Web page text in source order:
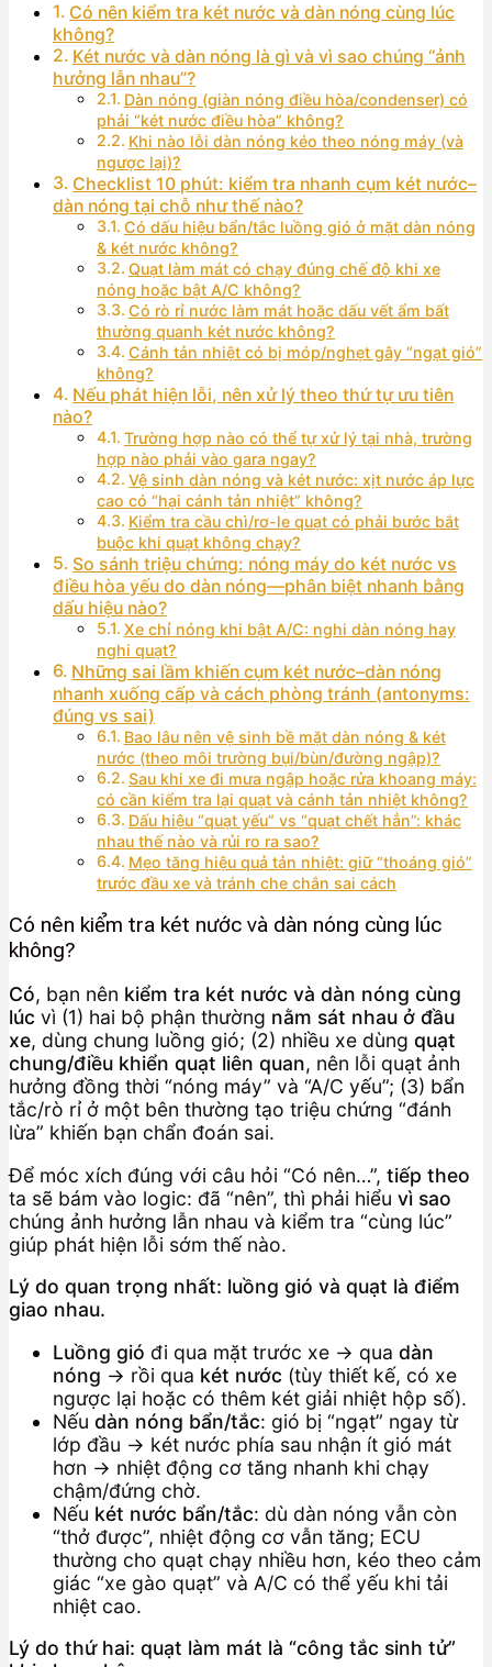
Có nên kiểm tra két nước và dàn nóng cùng lúc
không?
Két nước và dàn nóng là gì và vì sao chúng “ảnh
hưởng lẫn nhau”?
Dàn nóng (giàn nóng điều hòa/condenser) có
phải “két nước điều hòa” không?
Khi nào lỗi dàn nóng kéo theo nóng máy (và
ngược lại)?
Checklist 10 phút: kiểm tra nhanh cụm két nước–
dàn nóng tại chỗ như thế nào?
Có dấu hiệu bẩn/tắc luồng gió ở mặt dàn nóng
& két nước không?
Quạt làm mát có chạy đúng chế độ khi xe
nóng hoặc bật A/C không?
Có rò rỉ nước làm mát hoặc dấu vết ẩm bất
thường quanh két nước không?
Cánh tản nhiệt có bị móp/nghẹt gây “ngạt gió”
không?
Nếu phát hiện lỗi, nên xử lý theo thứ tự ưu tiên
nào?
Trường hợp nào có thể tự xử lý tại nhà, trường
hợp nào phải vào gara ngay?
Vệ sinh dàn nóng và két nước: xịt nước áp lực
cao có “hại cánh tản nhiệt” không?
Kiểm tra cầu chì/rơ-le quạt có phải bước bắt
buộc khi quạt không chạy?
So sánh triệu chứng: nóng máy do két nước vs
điều hòa yếu do dàn nóng—phân biệt nhanh bằng
dấu hiệu nào?
Xe chỉ nóng khi bật A/C: nghi dàn nóng hay
nghi quạt?
Những sai lầm khiến cụm két nước–dàn nóng
nhanh xuống cấp và cách phòng tránh (antonyms:
đúng vs sai)
Bao lâu nên vệ sinh bề mặt dàn nóng & két
nước (theo môi trường bụi/bùn/đường ngập)?
Sau khi xe đi mưa ngập hoặc rửa khoang máy:
có cần kiểm tra lại quạt và cánh tản nhiệt không?
Dấu hiệu “quạt yếu” vs “quạt chết hẳn”: khác
nhau thế nào và rủi ro ra sao?
Mẹo tăng hiệu quả tản nhiệt: giữ “thoáng gió”
trước đầu xe và tránh che chắn sai cách
Có nên kiểm tra két nước và dàn nóng cùng lúc
không?
Có, bạn nên kiểm tra két nước và dàn nóng cùng
lúc vì (1) hai bộ phận thường nằm sát nhau ở đầu
xe, dùng chung luồng gió; (2) nhiều xe dùng quạt
chung/điều khiển quạt liên quan, nên lỗi quạt ảnh
hưởng đồng thời “nóng máy” và “A/C yếu”; (3) bẩn
tắc/rò rỉ ở một bên thường tạo triệu chứng “đánh
lừa” khiến bạn chẩn đoán sai.
Để móc xích đúng với câu hỏi “Có nên…”, tiếp theo
ta sẽ bám vào logic: đã “nên”, thì phải hiểu vì sao
chúng ảnh hưởng lẫn nhau và kiểm tra “cùng lúc”
giúp phát hiện lỗi sớm thế nào.
Lý do quan trọng nhất: luồng gió và quạt là điểm
giao nhau.
Luồng gió đi qua mặt trước xe → qua dàn
nóng → rồi qua két nước (tùy thiết kế, có xe
ngược lại hoặc có thêm két giải nhiệt hộp số).
Nếu dàn nóng bẩn/tắc: gió bị “ngạt” ngay từ
lớp đầu → két nước phía sau nhận ít gió mát
hơn → nhiệt động cơ tăng nhanh khi chạy
chậm/đứng chờ.
Nếu két nước bẩn/tắc: dù dàn nóng vẫn còn
“thở được”, nhiệt động cơ vẫn tăng; ECU
thường cho quạt chạy nhiều hơn, kéo theo cảm
giác “xe gào quạt” và A/C có thể yếu khi tải
nhiệt cao.
Lý do thứ hai: quạt làm mát là “công tắc sinh tử”